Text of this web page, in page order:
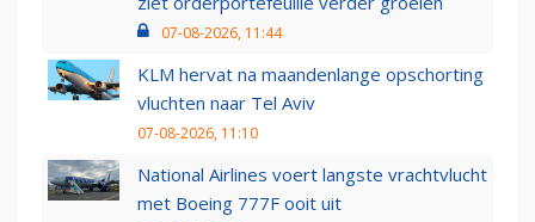
07-08-2026, 11:44
KLM hervat na maandenlange opschorting
vluchten naar Tel Aviv
07-08-2026, 11:10
National Airlines voert langste vrachtvlucht
met Boeing 777F ooit uit